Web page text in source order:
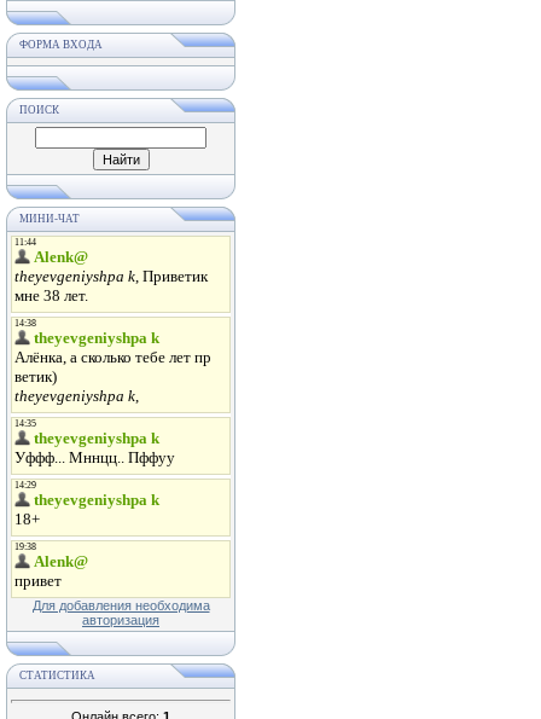
ФОРМА ВХОДА
ПОИСК
МИНИ-ЧАТ
Для добавления необходима
авторизация
СТАТИСТИКА